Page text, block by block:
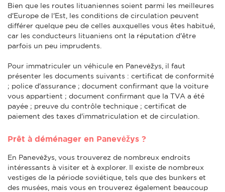
Bien que les routes lituaniennes soient parmi les meilleures
d'Europe de l'Est, les conditions de circulation peuvent
différer quelque peu de celles auxquelles vous êtes habitué,
car les conducteurs lituaniens ont la réputation d'être
parfois un peu imprudents.
Pour immatriculer un véhicule en Panevėžys, il faut
présenter les documents suivants : certificat de conformité
; police d'assurance ; document confirmant que la voiture
vous appartient ; document confirmant que la TVA a été
payée ; preuve du contrôle technique ; certificat de
paiement des taxes d'immatriculation et de circulation.
Prêt à déménager en Panevėžys ?
En Panevėžys, vous trouverez de nombreux endroits
intéressants à visiter et à explorer. Il existe de nombreux
vestiges de la période soviétique, tels que des bunkers et
des musées, mais vous en trouverez également beaucoup